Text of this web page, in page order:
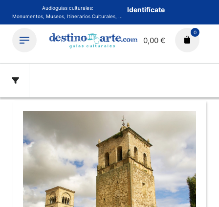
Audioguías culturales:
Monumentos, Museos, Itinerarios Culturales, ...
Identifícate
0,00 €
0